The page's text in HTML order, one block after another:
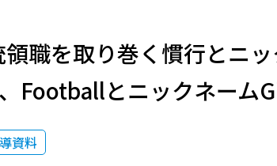
職を取り巻く慣行とニ
Footballとニックネー
資料